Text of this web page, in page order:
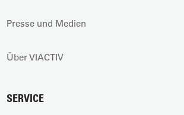
Presse und Medien
Über VIACTIV
SERVICE